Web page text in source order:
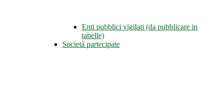
Enti pubblici vigilati (da pubblicare in
tabelle)
Società partecipate